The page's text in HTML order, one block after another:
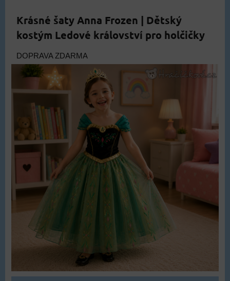
Krásné šaty Anna Frozen | Dětský
kostým Ledové království pro holčičky
DOPRAVA ZDARMA